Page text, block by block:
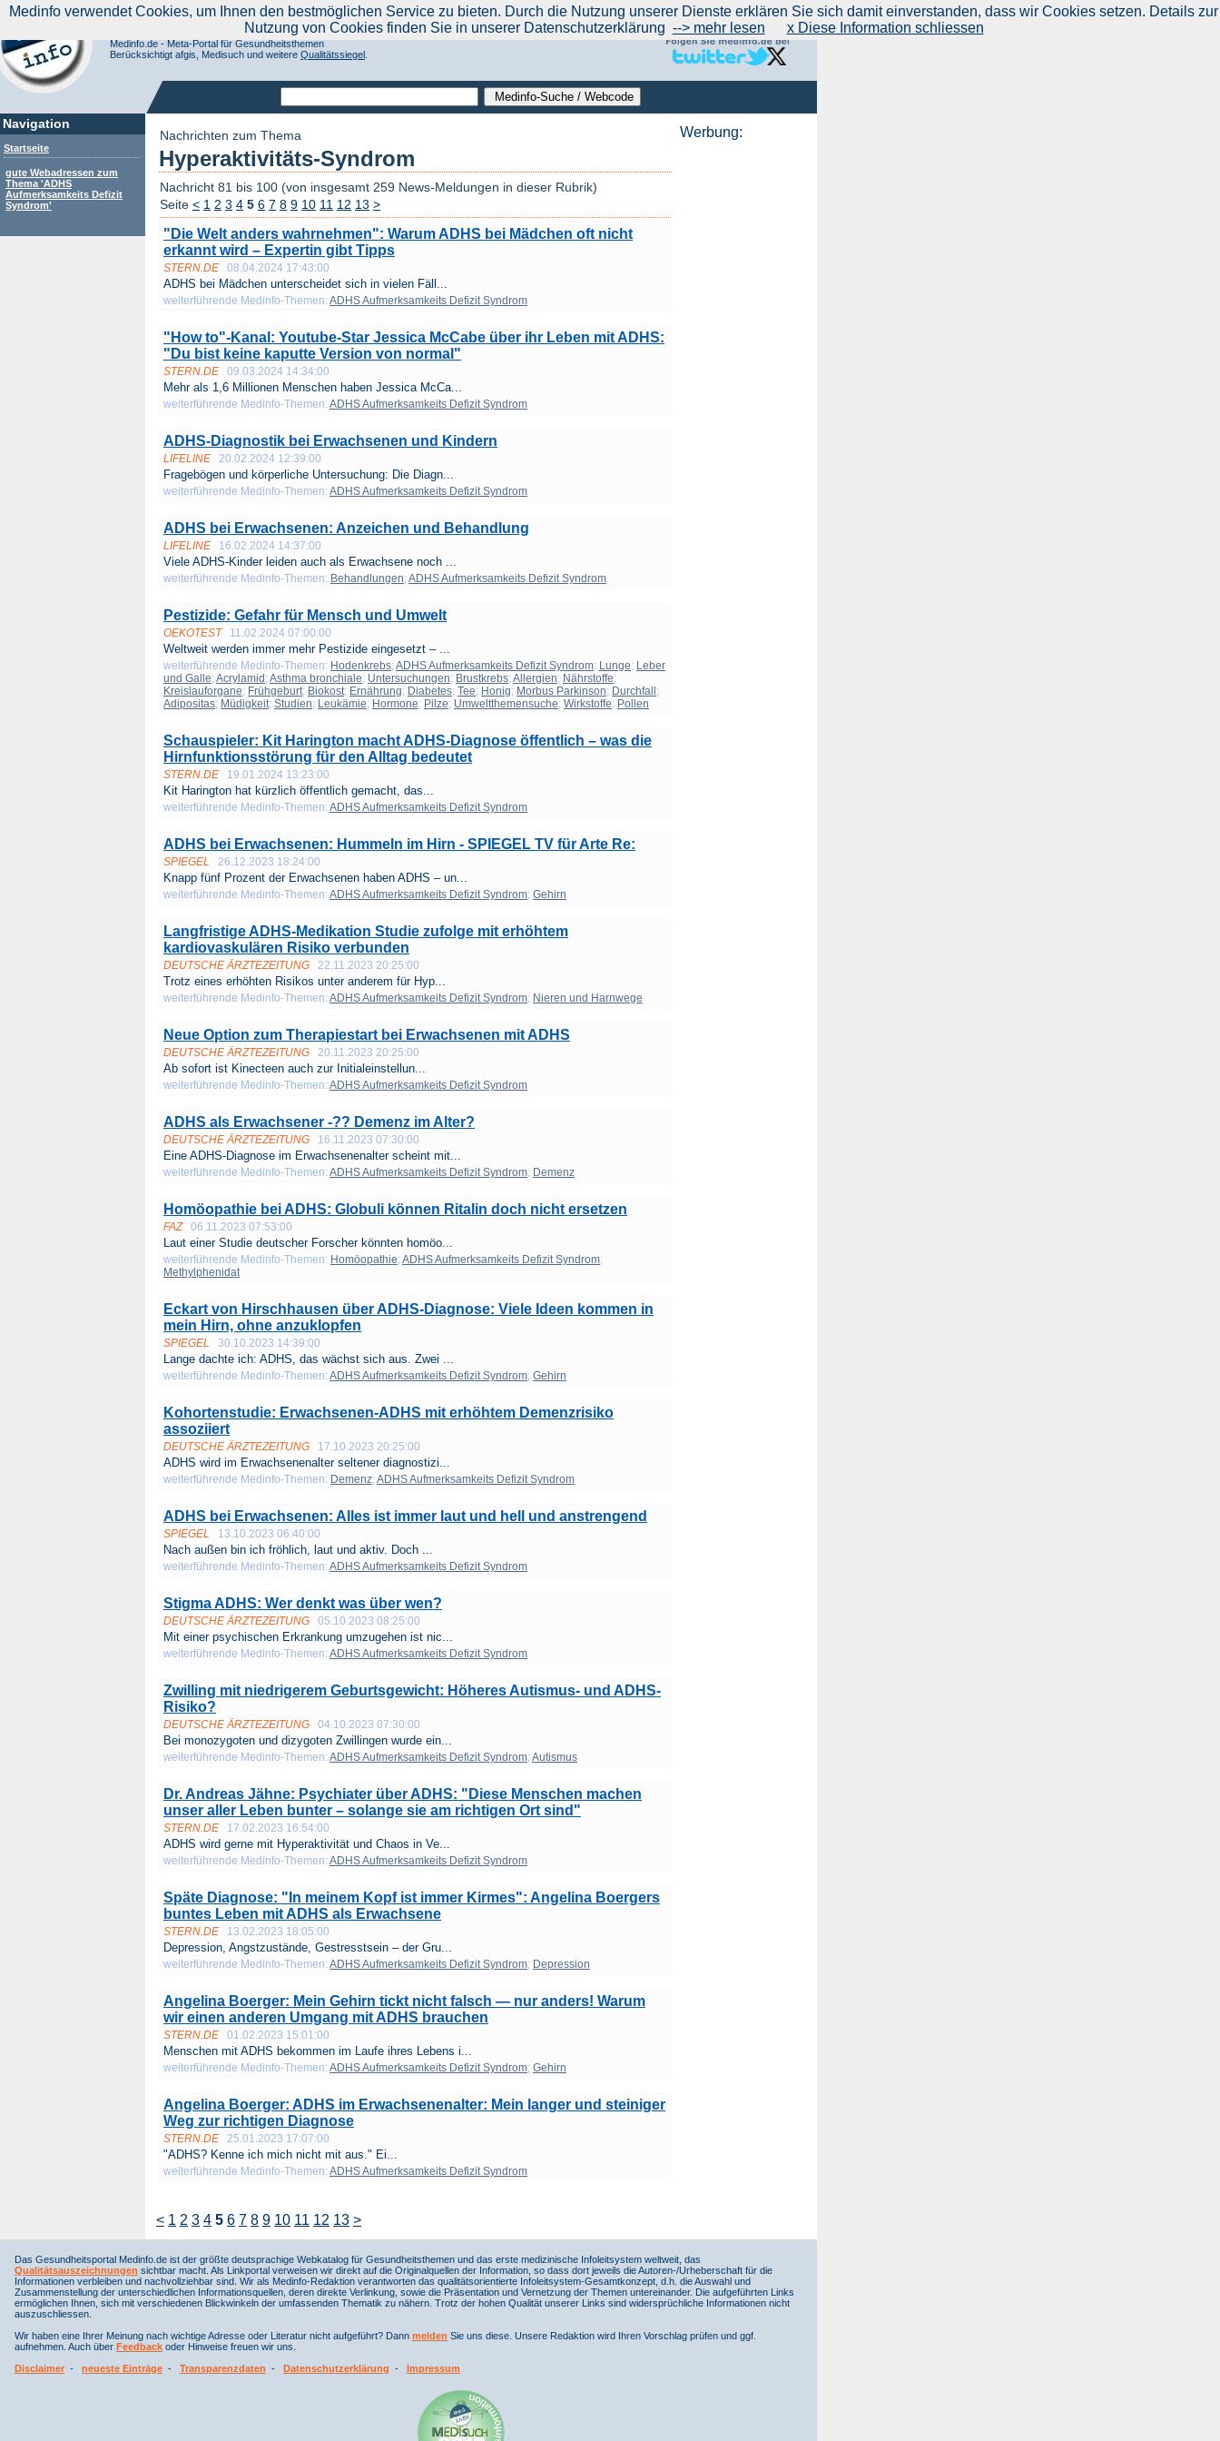
Navigation
Startseite
gute Webadressen zum
Thema 'ADHS
Aufmerksamkeits Defizit
Syndrom'
Aktuelle Nachrichten|Nachrichtentrend | werben auf Medinfo|Anbieter hinzufügen (Gratis!)|über Medinfo|Feedback
Suchen Sie noch oder Finden Sie schon?
Medinfo.de - Meta-Portal für Gesundheitsthemen
Berücksichtigt afgis, Medisuch und weitere Qualitätssiegel
Nachrichten zum Thema
Hyperaktivitäts-Syndrom
Nachricht 81 bis 100 (von insgesamt 259 News-Meldungen in dieser Rubrik)
Seite < 1 2 3 4 5 6 7 8 9 10 11 12 13 >
"Die Welt anders wahrnehmen": Warum ADHS bei Mädchen oft nicht
erkannt wird – Expertin gibt Tipps
STERN.DE 08.04.2024 17:43:00
ADHS bei Mädchen unterscheidet sich in vielen Fäll...
weiterführende Medinfo-Themen: ADHS Aufmerksamkeits Defizit Syndrom
"How to"-Kanal: Youtube-Star Jessica McCabe über ihr Leben mit ADHS:
"Du bist keine kaputte Version von normal"
STERN.DE 09.03.2024 14:34:00
Mehr als 1,6 Millionen Menschen haben Jessica McCa...
weiterführende Medinfo-Themen: ADHS Aufmerksamkeits Defizit Syndrom
ADHS-Diagnostik bei Erwachsenen und Kindern
LIFELINE 20.02.2024 12:39:00
Fragebögen und körperliche Untersuchung: Die Diagn...
weiterführende Medinfo-Themen: ADHS Aufmerksamkeits Defizit Syndrom
ADHS bei Erwachsenen: Anzeichen und Behandlung
LIFELINE 16.02.2024 14:37:00
Viele ADHS-Kinder leiden auch als Erwachsene noch ...
weiterführende Medinfo-Themen: Behandlungen; ADHS Aufmerksamkeits Defizit Syndrom
Pestizide: Gefahr für Mensch und Umwelt
OEKOTEST 11.02.2024 07:00:00
Weltweit werden immer mehr Pestizide eingesetzt – ...
weiterführende Medinfo-Themen: Hodenkrebs; ADHS Aufmerksamkeits Defizit Syndrom; Lunge; Leber
und Galle; Acrylamid ; Asthma bronchiale; Untersuchungen; Brustkrebs; Allergien; Nährstoffe;
Kreislauforgane; Frühgeburt; Biokost; Ernährung; Diabetes; Tee; Honig; Morbus Parkinson; Durchfall ;
Adipositas; Müdigkeit; Studien; Leukämie; Hormone; Pilze; Umweltthemensuche; Wirkstoffe; Pollen
Schauspieler: Kit Harington macht ADHS-Diagnose öffentlich – was die
Hirnfunktionsstörung für den Alltag bedeutet
STERN.DE 19.01.2024 13:23:00
Kit Harington hat kürzlich öffentlich gemacht, das...
weiterführende Medinfo-Themen: ADHS Aufmerksamkeits Defizit Syndrom
ADHS bei Erwachsenen: Hummeln im Hirn - SPIEGEL TV für Arte Re:
SPIEGEL 26.12.2023 18:24:00
Knapp fünf Prozent der Erwachsenen haben ADHS – un...
weiterführende Medinfo-Themen: ADHS Aufmerksamkeits Defizit Syndrom; Gehirn
Langfristige ADHS-Medikation Studie zufolge mit erhöhtem
kardiovaskulären Risiko verbunden
DEUTSCHE ÄRZTEZEITUNG 22.11.2023 20:25:00
Trotz eines erhöhten Risikos unter anderem für Hyp...
weiterführende Medinfo-Themen: ADHS Aufmerksamkeits Defizit Syndrom; Nieren und Harnwege
Neue Option zum Therapiestart bei Erwachsenen mit ADHS
DEUTSCHE ÄRZTEZEITUNG 20.11.2023 20:25:00
Ab sofort ist Kinecteen auch zur Initialeinstellun...
weiterführende Medinfo-Themen: ADHS Aufmerksamkeits Defizit Syndrom
ADHS als Erwachsener -?? Demenz im Alter?
DEUTSCHE ÄRZTEZEITUNG 16.11.2023 07:30:00
Eine ADHS-Diagnose im Erwachsenenalter scheint mit...
weiterführende Medinfo-Themen: ADHS Aufmerksamkeits Defizit Syndrom; Demenz
Homöopathie bei ADHS: Globuli können Ritalin doch nicht ersetzen
FAZ 06.11.2023 07:53:00
Laut einer Studie deutscher Forscher könnten homöo...
weiterführende Medinfo-Themen: Homöopathie; ADHS Aufmerksamkeits Defizit Syndrom;
Methylphenidat
Eckart von Hirschhausen über ADHS-Diagnose: Viele Ideen kommen in
mein Hirn, ohne anzuklopfen
SPIEGEL 30.10.2023 14:39:00
Lange dachte ich: ADHS, das wächst sich aus. Zwei ...
weiterführende Medinfo-Themen: ADHS Aufmerksamkeits Defizit Syndrom; Gehirn
Kohortenstudie: Erwachsenen-ADHS mit erhöhtem Demenzrisiko
assoziiert
DEUTSCHE ÄRZTEZEITUNG 17.10.2023 20:25:00
ADHS wird im Erwachsenenalter seltener diagnostizi...
weiterführende Medinfo-Themen: Demenz; ADHS Aufmerksamkeits Defizit Syndrom
ADHS bei Erwachsenen: Alles ist immer laut und hell und anstrengend
SPIEGEL 13.10.2023 06:40:00
Nach außen bin ich fröhlich, laut und aktiv. Doch ...
weiterführende Medinfo-Themen: ADHS Aufmerksamkeits Defizit Syndrom
Stigma ADHS: Wer denkt was über wen?
DEUTSCHE ÄRZTEZEITUNG 05.10.2023 08:25:00
Mit einer psychischen Erkrankung umzugehen ist nic...
weiterführende Medinfo-Themen: ADHS Aufmerksamkeits Defizit Syndrom
Zwilling mit niedrigerem Geburtsgewicht: Höheres Autismus- und ADHS-
Risiko?
DEUTSCHE ÄRZTEZEITUNG 04.10.2023 07:30:00
Bei monozygoten und dizygoten Zwillingen wurde ein...
weiterführende Medinfo-Themen: ADHS Aufmerksamkeits Defizit Syndrom; Autismus
Dr. Andreas Jähne: Psychiater über ADHS: "Diese Menschen machen
unser aller Leben bunter – solange sie am richtigen Ort sind"
STERN.DE 17.02.2023 16:54:00
ADHS wird gerne mit Hyperaktivität und Chaos in Ve...
weiterführende Medinfo-Themen: ADHS Aufmerksamkeits Defizit Syndrom
Späte Diagnose: "In meinem Kopf ist immer Kirmes": Angelina Boergers
buntes Leben mit ADHS als Erwachsene
STERN.DE 13.02.2023 18:05:00
Depression, Angstzustände, Gestresstsein – der Gru...
weiterführende Medinfo-Themen: ADHS Aufmerksamkeits Defizit Syndrom; Depression
Angelina Boerger: Mein Gehirn tickt nicht falsch — nur anders! Warum
wir einen anderen Umgang mit ADHS brauchen
STERN.DE 01.02.2023 15:01:00
Menschen mit ADHS bekommen im Laufe ihres Lebens i...
weiterführende Medinfo-Themen: ADHS Aufmerksamkeits Defizit Syndrom; Gehirn
Angelina Boerger: ADHS im Erwachsenenalter: Mein langer und steiniger
Weg zur richtigen Diagnose
STERN.DE 25.01.2023 17:07:00
"ADHS? Kenne ich mich nicht mit aus." Ei...
weiterführende Medinfo-Themen: ADHS Aufmerksamkeits Defizit Syndrom
< 1 2 3 4 5 6 7 8 9 10 11 12 13 >
Werbung:
Das Gesundheitsportal Medinfo.de ist der größte deutsprachige Webkatalog für Gesundheitsthemen und das erste medizinische Infoleitsystem weltweit, das
Qualitätsauszeichnungen sichtbar macht. Als Linkportal verweisen wir direkt auf die Originalquellen der Information, so dass dort jeweils die Autoren-/Urheberschaft für die
Informationen verbleiben und nachvollziehbar sind. Wir als Medinfo-Redaktion verantworten das qualitätsorientierte Infoleitsystem-Gesamtkonzept, d.h. die Auswahl und
Zusammenstellung der unterschiedlichen Informationsquellen, deren direkte Verlinkung, sowie die Präsentation und Vernetzung der Themen untereinander. Die aufgeführten Links
ermöglichen Ihnen, sich mit verschiedenen Blickwinkeln der umfassenden Thematik zu nähern. Trotz der hohen Qualität unserer Links sind widersprüchliche Informationen nicht
auszuschliessen.
Wir haben eine Ihrer Meinung nach wichtige Adresse oder Literatur nicht aufgeführt? Dann melden Sie uns diese. Unsere Redaktion wird Ihren Vorschlag prüfen und ggf.
aufnehmen. Auch über Feedback oder Hinweise freuen wir uns.
Disclaimer - neueste Einträge - Transparenzdaten - Datenschutzerklärung - Impressum
Medinfo verwendet Cookies, um Ihnen den bestmöglichen Service zu bieten. Durch die Nutzung unserer Dienste erklären Sie sich damit einverstanden, dass wir Cookies setzen. Details zur
Nutzung von Cookies finden Sie in unserer Datenschutzerklärung --> mehr lesen x Diese Information schliessen